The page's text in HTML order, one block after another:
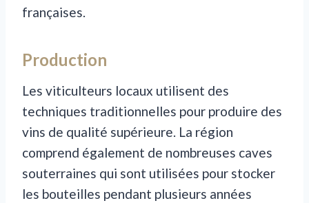
françaises.
Production
Les viticulteurs locaux utilisent des
techniques traditionnelles pour produire des
vins de qualité supérieure. La région
comprend également de nombreuses caves
souterraines qui sont utilisées pour stocker
les bouteilles pendant plusieurs années